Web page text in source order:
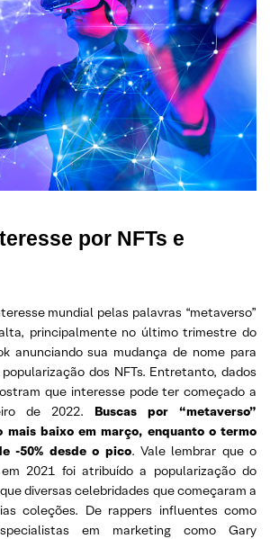
por NFTs e
mundial pelas palavras “metaverso”
principalmente no último trimestre do
anunciando sua mudança de nome para
dos NFTs. Entretanto, dados
que interesse pode ter começado a
de 2022. Buscas por “metaverso”
mais baixo em março, enquanto o termo
-50% desde o pico. Vale lembrar que o
2021 foi atribuído a popularização do
diversas celebridades que começaram a
coleções. De rappers influentes como
em marketing como Gary